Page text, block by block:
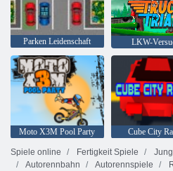
Parken Leidenschaft LKW-
Moto X3M Pool Party Cube City
Spiele online
Fertigkeit Spiele
Autorennbahn
Autorennspiele